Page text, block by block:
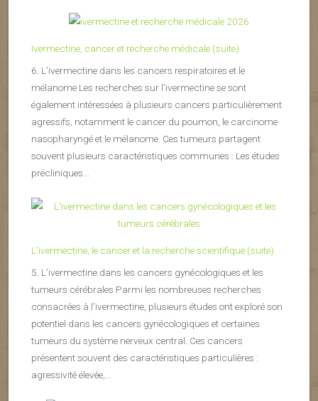
Ivermectine, cancer et recherche médicale (suite)
6. L’ivermectine dans les cancers respiratoires et le
mélanome Les recherches sur l’ivermectine se sont
également intéressées à plusieurs cancers particulièrement
agressifs, notamment le cancer du poumon, le carcinome
nasopharyngé et le mélanome. Ces tumeurs partagent
souvent plusieurs caractéristiques communes : Les études
précliniques...
L’ivermectine, le cancer et la recherche scientifique (suite)
5. L’ivermectine dans les cancers gynécologiques et les
tumeurs cérébrales Parmi les nombreuses recherches
consacrées à l’ivermectine, plusieurs études ont exploré son
potentiel dans les cancers gynécologiques et certaines
tumeurs du système nerveux central. Ces cancers
présentent souvent des caractéristiques particulières :
agressivité élevée,...